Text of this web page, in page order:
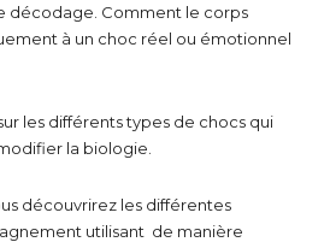
décodage. Comment le corps
à un choc réel ou émotionnel
les différents types de chocs qui
la biologie.
découvrirez les différentes
utilisant de manière